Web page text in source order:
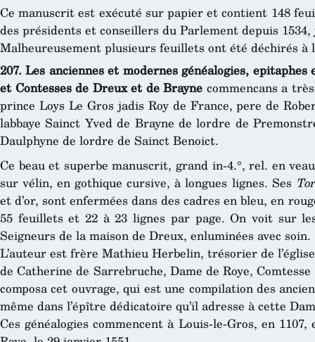
Ce manuscrit est exécuté sur papier et contient 148
des présidents et conseillers du Parlement depuis 1534,
Malheureusement plusieurs feuillets ont été déchirés à
207. Les anciennes et modernes généalogies,
et Contesses de Dreux et de Brayne commencans a
prince Loys Le Gros jadis Roy de France, pere de
labbaye Sainct Yved de Brayne de lordre de
Daulphyne de lordre de Sainct Benoict.
Ce beau et superbe manuscrit, grand in-4.°, rel. en
sur vélin, en gothique cursive, à longues lignes. Ses
et d’or, sont enfermées dans des cadres en bleu, en
55 feuillets et 22 à 23 lignes par page. On voit sur
Seigneurs de la maison de Dreux, enluminées avec soin.
L’auteur est frère Mathieu Herbelin, trésorier de
de Catherine de Sarrebruche, Dame de Roye,
composa cet ouvrage, qui est une compilation des
même dans l’épître dédicatoire qu’il adresse à cette
Ces généalogies commencent à Louis-le-Gros, en